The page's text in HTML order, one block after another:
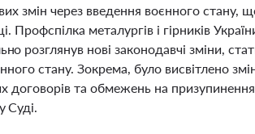
змін через введення воєнного стану,
Профспілка металургів і гірників
нові законодавчі зміни,
стану. Зокрема, було висвітлено
та обмежень на
Суді.